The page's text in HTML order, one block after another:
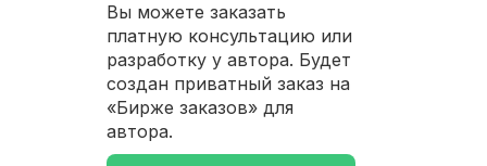
Вы можете заказать
платную консультацию или
разработку у автора. Будет
создан приватный заказ на
«Бирже заказов» для
автора.